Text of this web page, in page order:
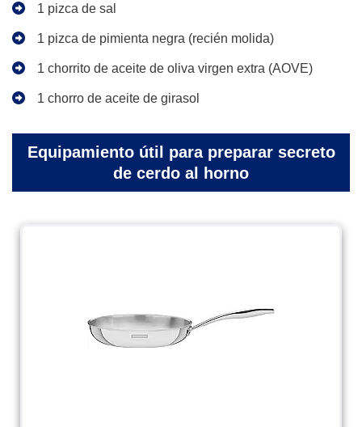
1 pizca de sal
1 pizca de pimienta negra (recién molida)
1 chorrito de aceite de oliva virgen extra (AOVE)
1 chorro de aceite de girasol
Equipamiento útil para preparar secreto
de cerdo al horno